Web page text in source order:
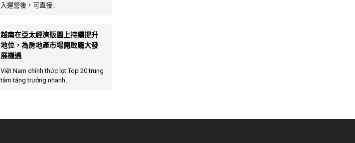
入運營後，可直接...
越南在亞太經濟版圖上持續提升
地位，為房地產市場開啟龐大發
展機遇
Việt Nam chính thức lọt Top 20 trung
tâm tăng trưởng nhanh...